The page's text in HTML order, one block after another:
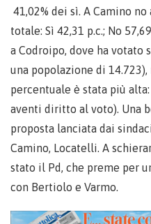
41,02% dei sì. A Camino no
totale: Sì 42,31 p.c.; No
a Codroipo, dove ha votato
una popolazione di
percentuale è stata più
aventi diritto al voto). Una
proposta lanciata dai
Camino, Locatelli. A
stato il Pd, che preme per
con Bertiolo e Varmo.